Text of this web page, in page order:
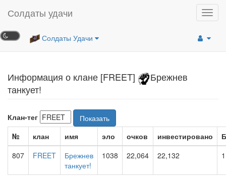
Солдаты удачи
Солдаты Удачи
Информация о клане [FREET]
Брежнев
танкует!
Клан-тег
Показать
№
клан имя эло очков инвестировано
807
FREET
Брежнев
танкует!
1038 22,064 22,132